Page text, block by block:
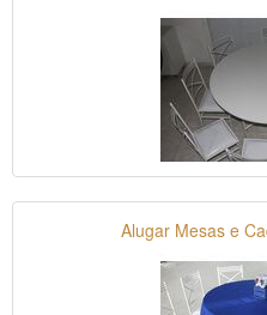
Alugar Mesas e